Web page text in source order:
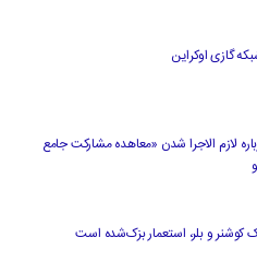
گازی اوکراین
لازم‌ الاجرا شدن «معاهده مشارکت جامع
کوشنر و بلر، استعمار بزک‌شده است